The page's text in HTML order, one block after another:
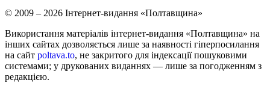
© 2009 – 2026 Інтернет-видання «Полтавщина»
Використання матеріалів інтернет-видання «Полтавщина» на
інших сайтах дозволяється лише за наявності гіперпосилання
на сайт poltava.to, не закритого для індексації пошуковими
системами; у друкованих виданнях — лише за погодженням з
редакцією.